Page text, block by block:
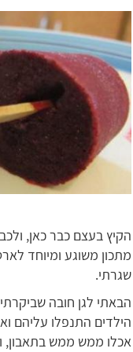
הקיץ בעצם כבר כאן,
מתכון משוגע ומיוחד
שגרתי.
הבאתי לגן חובה
הילדים התנפלו עליהם
אכלו ממש ממש בתאבון,